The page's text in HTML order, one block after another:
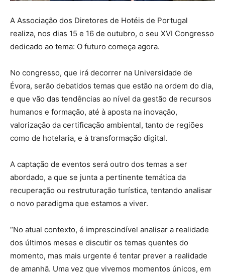
A Associação dos Diretores de Hotéis de Portugal
realiza, nos dias 15 e 16 de outubro, o seu XVI Congresso
dedicado ao tema: O futuro começa agora.
No congresso, que irá decorrer na Universidade de
Évora, serão debatidos temas que estão na ordem do dia,
e que vão das tendências ao nível da gestão de recursos
humanos e formação, até à aposta na inovação,
valorização da certificação ambiental, tanto de regiões
como de hotelaria, e à transformação digital.
A captação de eventos será outro dos temas a ser
abordado, a que se junta a pertinente temática da
recuperação ou restruturação turística, tentando analisar
o novo paradigma que estamos a viver.
“No atual contexto, é imprescindível analisar a realidade
dos últimos meses e discutir os temas quentes do
momento, mas mais urgente é tentar prever a realidade
de amanhã. Uma vez que vivemos momentos únicos, em